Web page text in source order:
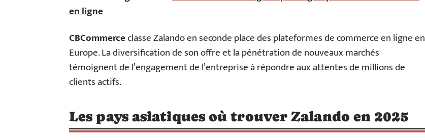
en ligne
CBCommerceclasse Zalando en seconde place des plateformes de commerce en ligne en
Europe. La diversification de son offre et la pénétration de nouveaux marchés
témoignent de l’engagement de l’entreprise à répondre aux attentes de millions de
clients actifs.
Les pays asiatiques où trouver Zalando en 2025